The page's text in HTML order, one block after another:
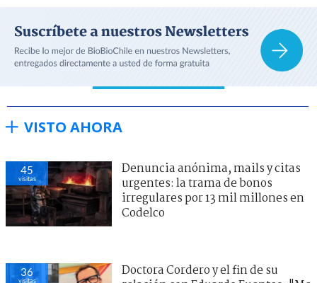
VISTO AHORA
45
visitas
Denuncia anónima, mails y citas
urgentes: la trama de bonos
irregulares por 13 mil millones en
Codelco
36
visitas
Doctora Cordero y el fin de su